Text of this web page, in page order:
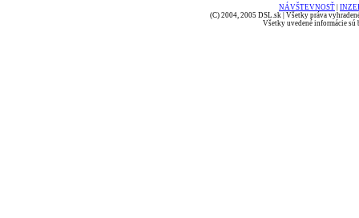
NÁVŠTEVNOSŤ
(C) 2004, 2005 DSL.sk | Všetky práva
Všetky uvedené informácie sú